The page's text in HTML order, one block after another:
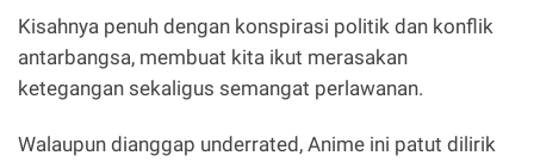
Kisahnya penuh dengan konspirasi politik dan konflik
antarbangsa, membuat kita ikut merasakan
ketegangan sekaligus semangat perlawanan.
Walaupun dianggap underrated, Anime ini patut dilirik